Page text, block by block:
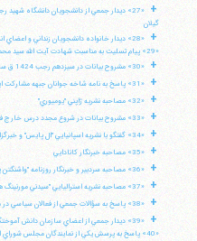
+
«27» ديدار جمعي از دانشجويان دانشگاه
گيلان
+
«28» ديدار خانواده دانشجويان زنداني و اعضاي انجمن اسلامي دانشجوياندانشگاه علامه طباطبايي
«29» پيام تسليت به مناسبت شهادت آيت الله سيد محمد باقر حكيم
+ «30» مشروح بيانات در سيزدهم رجب 1424 ق سالروز ولادت با سعادت مولااميرالمؤمنين حضرت علي (ع)
+ «31» پاسخ به نامه شاخه جوانان جبهه مشاركت ايران اسلامي
+ «32» مصاحبه نشريه ژاپني "يوميوري"
+ «33» مشروح بيانات در شروع مجدد درس خارج فقه
+ «34» گفتگو با نشريه اسپانيايي "ال پايس" و خبرگزاري "رويترز"
+ «35» مصاحبه خبرنگار كانادايي
+ «36» مصاحبه سردبير و خبرنگار روزنامه "واشنگتن پست"
+ «37» مصاحبه نشريه استراليايي "سيدني مورنينگ هرالد"
+ «38» پاسخ به سؤالات جمعي از فعالان سياسي در مورد زندان و زندانيسياسي
+
«39» ديدار جمعي از اعضاي سازمان دانش آموختگان ايران (ادوار تحكيموحدت)
«40» پاسخ به پرسش يكي از نمايندگان مجلس شوراي اسلامي در مورد مشكلاتساختاري ايران